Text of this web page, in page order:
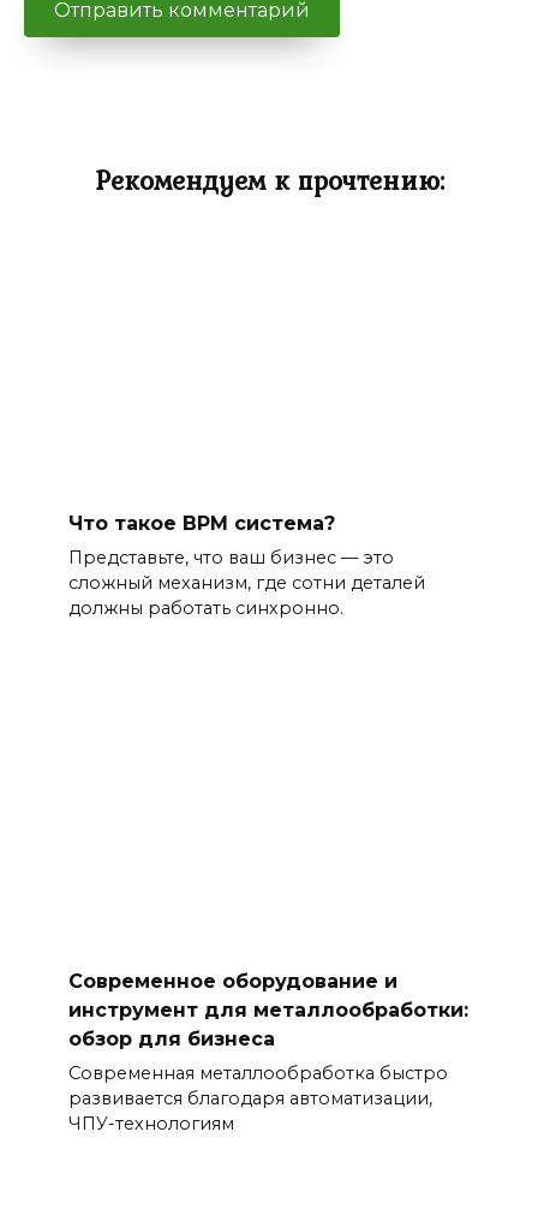
Рекомендуем к прочтению:
Что такое BPM система?
Представьте, что ваш бизнес — это
сложный механизм, где сотни деталей
должны работать синхронно.
Современное оборудование и
инструмент для металлообработки:
обзор для бизнеса
Современная металлообработка быстро
развивается благодаря автоматизации,
ЧПУ-технологиям